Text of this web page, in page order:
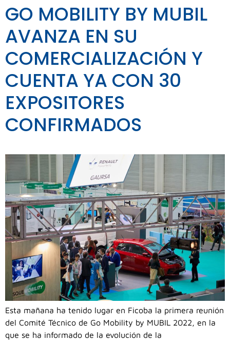
GO MOBILITY BY MUBIL
AVANZA EN SU
COMERCIALIZACIÓN Y
CUENTA YA CON 30
EXPOSITORES
CONFIRMADOS
Esta mañana ha tenido lugar en Ficoba la primera reunión
del Comité Técnico de Go Mobility by MUBIL 2022, en la
que se ha informado de la evolución de la